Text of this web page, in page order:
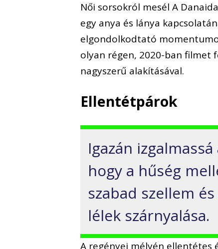
Női sorsokról mesél A
egy anya és lánya
elgondolkodtató
olyan régen, 2020-ban filmet
nagyszerű alakításával.
Ellentétpárok
Igazán
hogy a hűség
szabad szellem
lélek szárnyalása.
A regényei mélyén ellentétes